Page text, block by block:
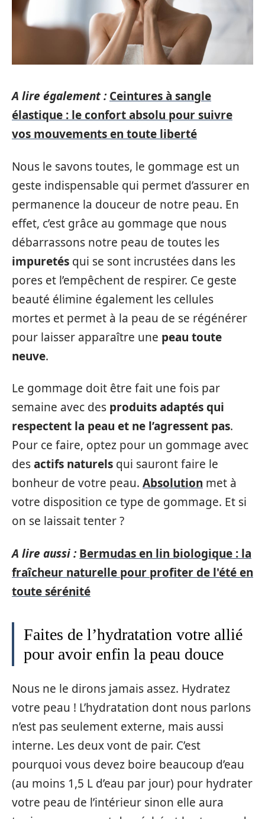
A lire également : Ceintures à sangle
élastique : le confort absolu pour suivre
vos mouvements en toute liberté
Nous le savons toutes, le gommage est un
geste indispensable qui permet d’assurer en
permanence la douceur de notre peau. En
effet, c’est grâce au gommage que nous
débarrassons notre peau de toutes les
impuretés qui se sont incrustées dans les
pores et l’empêchent de respirer. Ce geste
beauté élimine également les cellules
mortes et permet à la peau de se régénérer
pour laisser apparaître une peau toute
neuve.
Le gommage doit être fait une fois par
semaine avec des produits adaptés qui
respectent la peau et ne l’agressent pas.
Pour ce faire, optez pour un gommage avec
desactifs naturels qui sauront faire le
bonheur de votre peau. Absolution met à
votre disposition ce type de gommage. Et si
on se laissait tenter ?
A lire aussi : Bermudas en lin biologique : la
fraîcheur naturelle pour profiter de l'été en
toute sérénité
Faites de l’hydratation votre allié
pour avoir enfin la peau douce
Nous ne le dirons jamais assez. Hydratez
votre peau ! L’hydratation dont nous parlons
n’est pas seulement externe, mais aussi
interne. Les deux vont de pair. C’est
pourquoi vous devez boire beaucoup d’eau
(au moins 1,5 L d’eau par jour) pour hydrater
votre peau de l’intérieur sinon elle aura